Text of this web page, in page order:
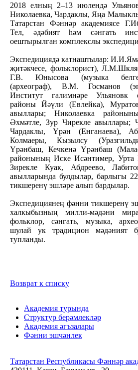
2018 елның 2–13 июлендә
Николаевка, Чардаклы, Яңа
Татарстан Фәннәр академиясе
Тел, әдәбият һәм сәнгать
оештырылган комплекслы
Экспедициядә катнаштылар:
җитәкчесе, фольклорист),
Г.В. Юнысова (музыка
(археограф), В.М. Госманов
Институт галимнәре Ульяновк
районы Йәүли (Евлейка),
авыллары; Николаевка
Әхмәтле, Зур Чирекле авыллары;
Чардаклы, Үрән (Енганаева),
Колмаеры, Кызылсу
Үрәнбаш, Кечкенә Үрәнбаш
районының Иске Исәнтимер, Урта
Зирекле Куак, Абдреево,
авылларында булдылар, барлыгы
тикшеренү эшләре алып бардылар.
Экспедициянең фәнни тикшеренү
халкыбызның милли-мәдәни
фольклор, сәнгать, музыка,
шулай ук традицион мәдәният
тупланды.
Возврат к списку
Академия турында
Структур берәмлекләр
Академия әгъзалары
Фәнни эшчәнлек
Татарстан Республикасы Фәннәр